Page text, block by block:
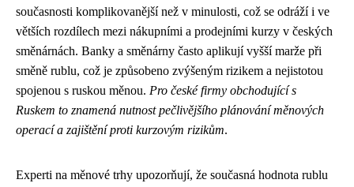
současnosti komplikovanější než v minulosti, což se odráží i ve
větších rozdílech mezi nákupními a prodejními kurzy v českých
směnárnách. Banky a směnárny často aplikují vyšší marže při
směně rublu, což je způsobeno zvýšeným rizikem a nejistotou
spojenou s ruskou měnou. Pro české firmy obchodující s
Ruskem to znamená nutnost pečlivějšího plánování měnových
operací a zajištění proti kurzovým rizikům.
Experti na měnové trhy upozorňují, že současná hodnota rublu